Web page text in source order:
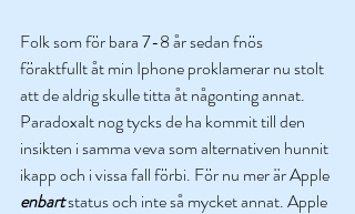
Folk som för bara 7-8 år sedan fnös
föraktfullt åt min Iphone proklamerar nu stolt
att de aldrig skulle titta åt någonting annat.
Paradoxalt nog tycks de ha kommit till den
insikten i samma veva som alternativen hunnit
ikapp och i vissa fall förbi. För nu mer är Apple
enbart status och inte så mycket annat. Apple